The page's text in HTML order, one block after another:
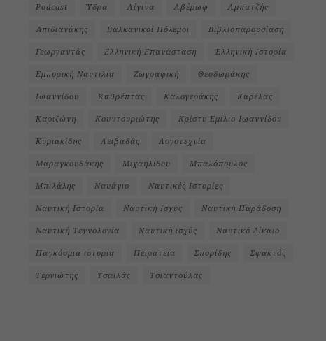
Podcast Ύδρα Αίγινα Αβέρωφ Αμπατζής
Απιδιανάκης Βαλκανικοί Πόλεμοι Βιβλιοπαρουσίαση
Γεωργαντάς Ελληνική Επανάσταση Ελληνική Ιστορία
Εμπορική Ναυτιλία Ζωγραφική Θεοδωράκης
Ιωαννίδου Καθρέπτας Καλογεράκης Καρέλας
Καριζώνη Κουντουριώτης Κρίστυ Εμίλιο Ιωαννίδου
Κυριακίδης Λειβαδάς Λογοτεχνία
Μαραγκουδάκης Μιχαηλίδου Μπαλόπουλος
Μπιλάλης Ναυάγιο Ναυτικές Ιστορίες
Ναυτική Ιστορία Ναυτική Ισχύς Ναυτική Παράδοση
Ναυτική Τεχνολογία Ναυτική ισχύς Ναυτικό Δίκαιο
Παγκόσμια ιστορία Πειρατεία Σπορίδης Σφακτός
Τερνιώτης Τσαϊλάς Τσιαντούλας